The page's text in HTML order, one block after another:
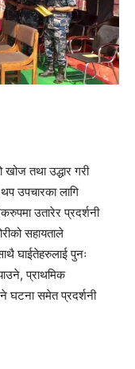
तथा उद्धार गरी
उपचारका लागि
उतारेर प्रदर्शनी
सहायताले
घाईतेहरुलाई पुनः
प्राथमिक
घटना समेत प्रदर्शनी